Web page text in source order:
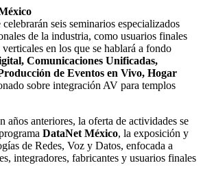
seis seminarios especializados
de la industria, como usuarios finales
en los que se hablará a fondo
Comunicaciones Unificadas,
de Eventos en Vivo, Hogar
sobre integración AV para templos
años anteriores, la oferta de actividades se
DataNet México, la exposición y
de Redes, Voz y Datos, enfocada a
integradores, fabricantes y usuarios finales